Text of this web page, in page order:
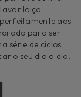
loiça
aos
para ser
série de ciclos
o seu dia a dia.